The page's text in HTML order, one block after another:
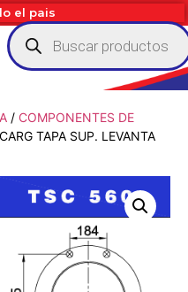
el pais
/ COMPONENTES DE
TAPA SUP. LEVANTA